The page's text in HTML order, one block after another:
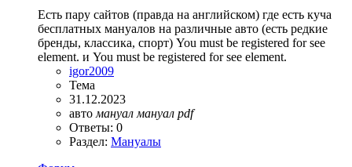
Есть пару сайтов (правда на английском) где есть куча
бесплатных мануалов на различные авто (есть редкие
бренды, классика, спорт) You must be registered for see
element. и You must be registered for see element.
igor2009
Тема
31.12.2023
авто мануал мануал pdf
Ответы: 0
Раздел: Мануалы